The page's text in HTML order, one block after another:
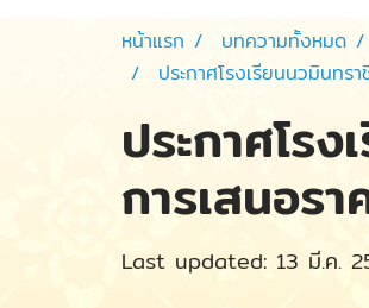
หน้าแรก บทความทั้งหมด
ประกาศโรงเรียนนวมินท
ประกาศโร
การเสนอร
Last updated: 13 มี.ค.